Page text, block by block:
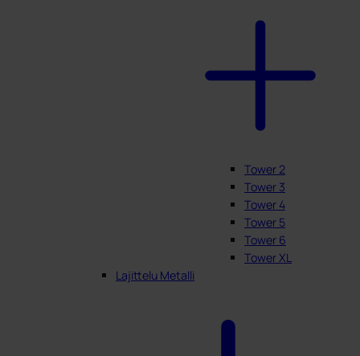
Tower 2
Tower 3
Tower 4
Tower 5
Tower 6
Tower XL
Lajittelu Metalli